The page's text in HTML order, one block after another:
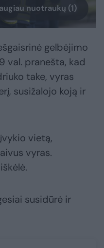
nuotraukų (1)
gelbėjimo
val. pranešta, kad
take, vyras
susižalojo koją ir
vietą,
vyras.
susidūrė ir